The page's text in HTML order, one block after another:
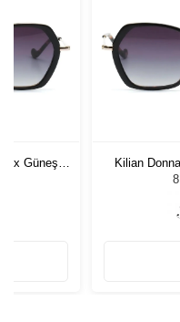
Güneş
Kilian